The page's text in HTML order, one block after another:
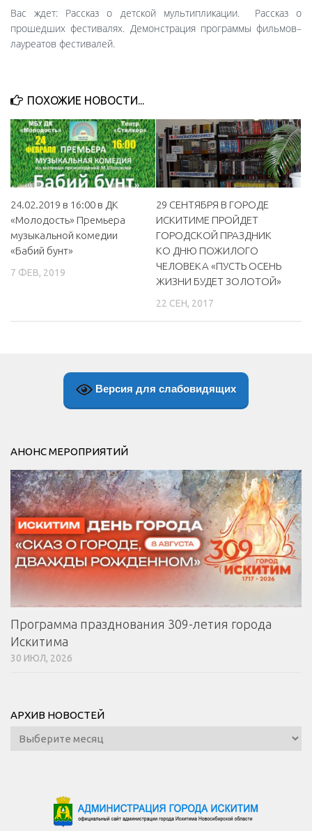
МБУ Дом культуры «Молодость»
МБУ Дом культуры «Октябрь»
музей»
МБУ Парк культуры и отдыха им. И.В. Коротеева
МБУК «Централизованная библиотечная система»
Афиша
Независимая оценка качества
Контакты
Вас ждет: Рассказ о детской мультипликации. Рассказ о
прошедших фестивалях. Демонстрация программы фильмов–
лауреатов фестивалей.
ПОХОЖИЕ НОВОСТИ...
24.02.2019 в 16:00 в ДК
«Молодость» Премьера
музыкальной комедии
«Бабий бунт»
7 ФЕВ, 2019
29 СЕНТЯБРЯ В ГОРОДЕ
ИСКИТИМЕ ПРОЙДЕТ
ГОРОДСКОЙ ПРАЗДНИК
КО ДНЮ ПОЖИЛОГО
ЧЕЛОВЕКА «ПУСТЬ ОСЕНЬ
ЖИЗНИ БУДЕТ ЗОЛОТОЙ»
22 СЕН, 2017
Версия для слабовидящих
АНОНС МЕРОПРИЯТИЙ
Программа празднования 309-летия города
Искитима
30 ИЮЛ, 2026
АРХИВ НОВОСТЕЙ
Архив
новостей